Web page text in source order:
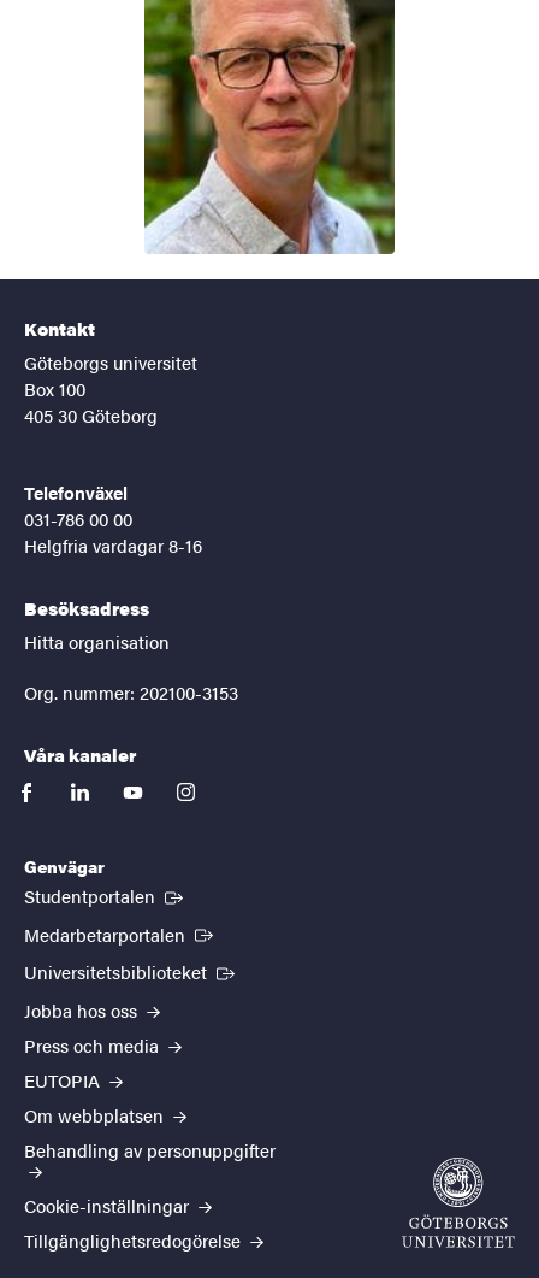
Kontakt
Göteborgs universitet
Box 100
405 30 Göteborg
Telefonväxel
031-786 00 00
Helgfria vardagar 8-16
Besöksadress
Hitta organisation
Org. nummer: 202100-3153
Våra kanaler
facebooklinkedinyoutubeinstagram
Genvägar
Studentportalen (Extern länk)
Medarbetarportalen (Extern länk)
Universitetsbiblioteket (Extern länk)
Jobba hos oss
Press och media
EUTOPIA
Om webbplatsen
Behandling av personuppgifter
Cookie-inställningar
Tillgänglighetsredogörelse